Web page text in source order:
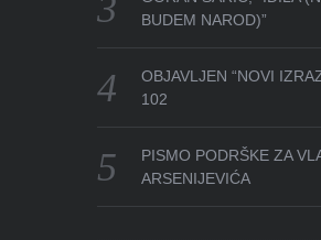
BUDEM NAROD)”
OBJAVLJEN “NOVI
102
PISMO PODRŠKE ZA
ARSENIJEVIĆA